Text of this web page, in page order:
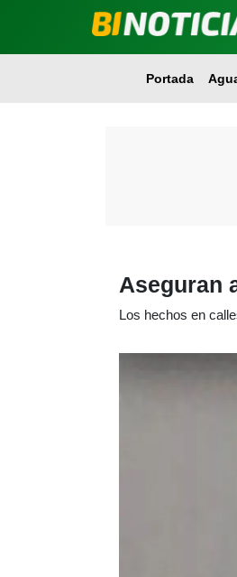
Portada
Aseguran
Los hechos en